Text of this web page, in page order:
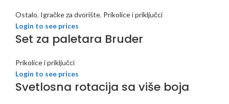
Ostalo, Igračke za dvorište, Prikolice i priključci
Login to see prices
Set za paletara Bruder
Prikolice i priključci
Login to see prices
Svetlosna rotacija sa više boja